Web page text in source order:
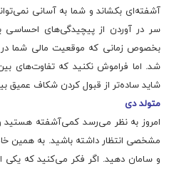
آشفته‌ای بکشاند و شما به آسانی
سر در آوردن از پیچیدگی‌های
بخصوص زمانی که موقعیت مالی شما
شد. اما فراموش نکنید که تفاوت‌های
شاید ساده‌تر از قبول کردن شکاف عمیق
متولد دی
امروز به نظر می‌رسد کمی‌آشفته هستید و
مشخصی انتظار داشته باشید. به
و سامان دهید. اگر فکر می‌کنید که یکی